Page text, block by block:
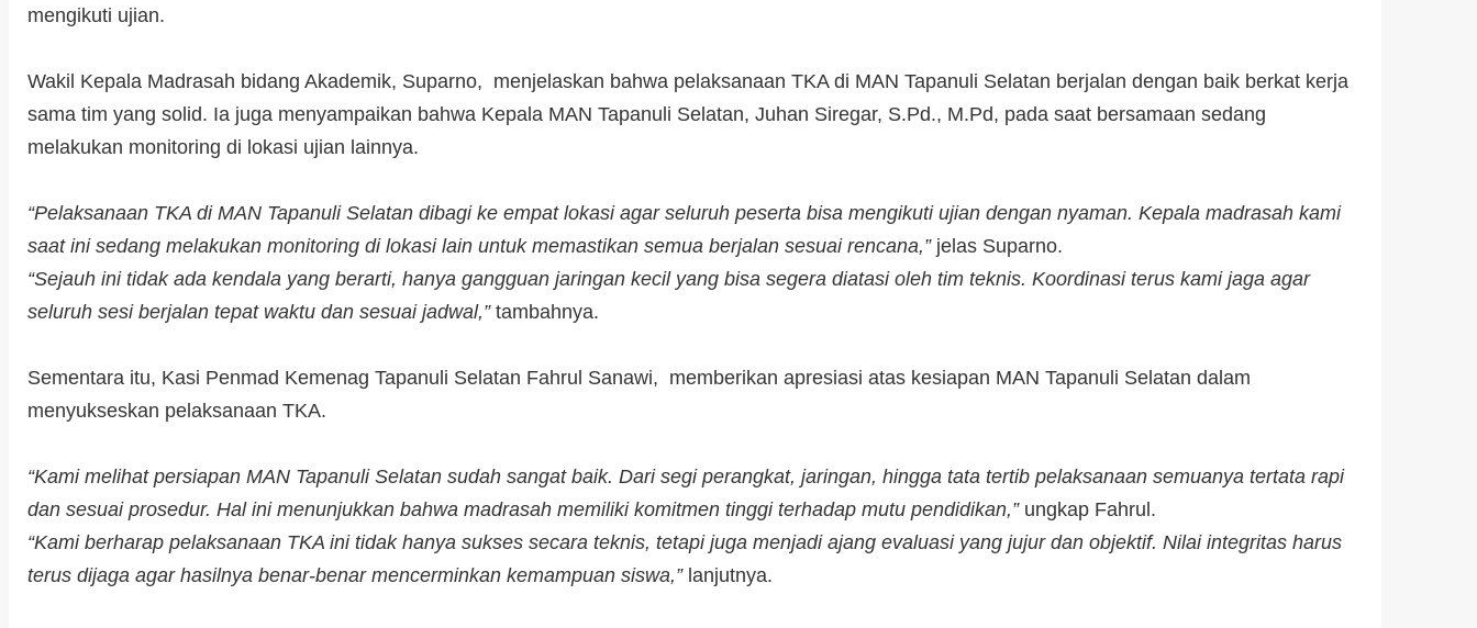
mengikuti ujian.
Wakil Kepala Madrasah bidang Akademik, Suparno, menjelaskan bahwa pelaksanaan TKA di MAN Tapanuli Selatan berjalan dengan baik berkat kerja
sama tim yang solid. Ia juga menyampaikan bahwa Kepala MAN Tapanuli Selatan, Juhan Siregar, S.Pd., M.Pd, pada saat bersamaan sedang
melakukan monitoring di lokasi ujian lainnya.
“Pelaksanaan TKA di MAN Tapanuli Selatan dibagi ke empat lokasi agar seluruh peserta bisa mengikuti ujian dengan nyaman. Kepala madrasah kami
saat ini sedang melakukan monitoring di lokasi lain untuk memastikan semua berjalan sesuai rencana,”jelas Suparno.
“Sejauh ini tidak ada kendala yang berarti, hanya gangguan jaringan kecil yang bisa segera diatasi oleh tim teknis. Koordinasi terus kami jaga agar
seluruh sesi berjalan tepat waktu dan sesuai jadwal,”tambahnya.
Sementara itu, Kasi Penmad Kemenag Tapanuli Selatan Fahrul Sanawi, memberikan apresiasi atas kesiapan MAN Tapanuli Selatan dalam
menyukseskan pelaksanaan TKA.
“Kami melihat persiapan MAN Tapanuli Selatan sudah sangat baik. Dari segi perangkat, jaringan, hingga tata tertib pelaksanaan semuanya tertata rapi
dan sesuai prosedur. Hal ini menunjukkan bahwa madrasah memiliki komitmen tinggi terhadap mutu pendidikan,”ungkap Fahrul.
“Kami berharap pelaksanaan TKA ini tidak hanya sukses secara teknis, tetapi juga menjadi ajang evaluasi yang jujur dan objektif. Nilai integritas harus
terus dijaga agar hasilnya benar-benar mencerminkan kemampuan siswa,” lanjutnya.